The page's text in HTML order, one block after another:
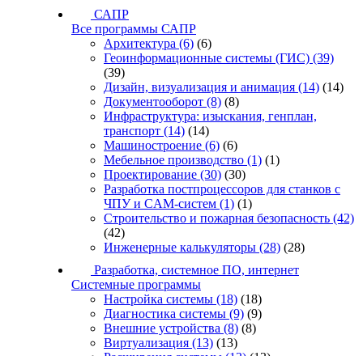
САПР
Все программы САПР
Архитектура (6) (6)
Геоинформационные системы (ГИС) (39)
(39)
Дизайн, визуализация и анимация (14) (14)
Документооборот (8) (8)
Инфраструктура: изыскания, генплан,
транспорт (14) (14)
Машиностроение (6) (6)
Мебельное производство (1) (1)
Проектирование (30) (30)
Разработка постпроцессоров для станков с
ЧПУ и CAM-систем (1) (1)
Строительство и пожарная безопасность (42)
(42)
Инженерные калькуляторы (28) (28)
Разработка, системное ПО, интернет
Системные программы
Настройка системы (18) (18)
Диагностика системы (9) (9)
Внешние устройства (8) (8)
Виртуализация (13) (13)